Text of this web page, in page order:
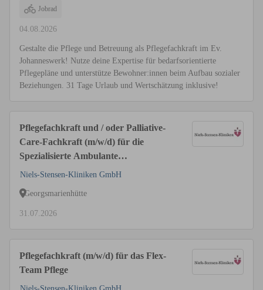
Jobrad
04.08.2026
Gestalte die Pflege und Betreuung als Pflegefachkraft im Ev.
Johanneswerk! Nutze deine Expertise für bedarfsorientierte
Pflegepläne und unterstütze Bewohner:innen beim Aufbau sozialer
Beziehungen. 31 Tage Urlaub und Wertschätzung inklusive!
Pflegefachkraft und / oder Palliative-
Care-Fachkraft (m/w/d) für die
Spezialisierte Ambulante
Palliativversorgung (SAPV)
Niels-Stensen-Kliniken GmbH
Georgsmarienhütte
31.07.2026
Pflegefachkraft (m/w/d) für das Flex-
Team Pflege